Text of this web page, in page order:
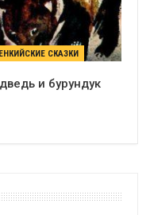
СКАЗКИ
и бурундук